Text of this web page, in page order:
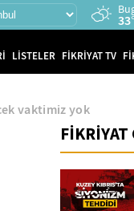
LİSTELER FİKRİYAT TV
vaktimiz yok
FİKRİYAT